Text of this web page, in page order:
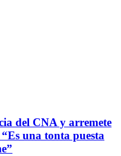
del CNA y arremete
una tonta puesta